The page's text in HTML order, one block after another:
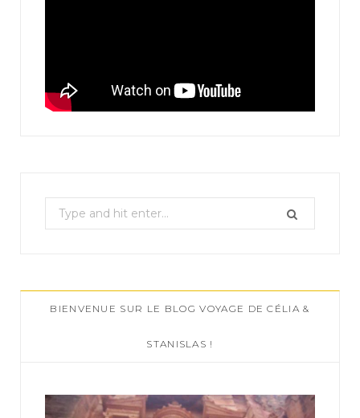
e
c
h
:
BIENVENUE SUR LE BLOG VOYAGE DE CÉLIA &
STANISLAS !